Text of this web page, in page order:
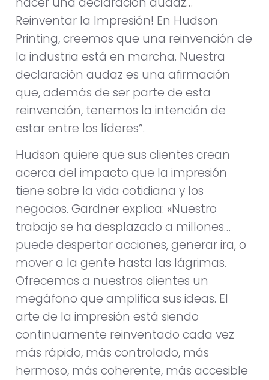
Reinventar la Impresión! En Hudson
Printing, creemos que una reinvención de
la industria está en marcha. Nuestra
declaración audaz es una afirmación
que, además de ser parte de esta
reinvención, tenemos la intención de
estar entre los líderes”.
Hudson quiere que sus clientes crean
acerca del impacto que la impresión
tiene sobre la vida cotidiana y los
negocios. Gardner explica: «Nuestro
trabajo se ha desplazado a millones…
puede despertar acciones, generar ira, o
mover a la gente hasta las lágrimas.
Ofrecemos a nuestros clientes un
megáfono que amplifica sus ideas. El
arte de la impresión está siendo
continuamente reinventado cada vez
más rápido, más controlado, más
hermoso, más coherente, más accesible